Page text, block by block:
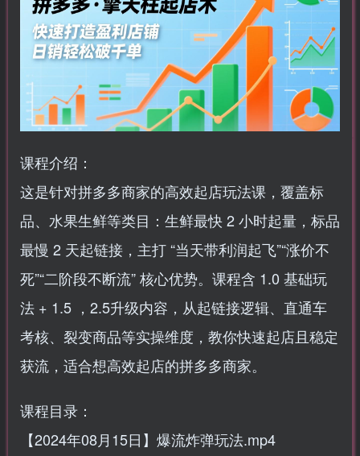
课程介绍：
这是针对拼多多商家的高效起店玩法课，覆盖标
品、水果生鲜等类目：生鲜最快 2 小时起量，标品
最慢 2 天起链接，主打 “当天带利润起飞”“涨价不
死”“二阶段不断流” 核心优势。课程含 1.0 基础玩
法 + 1.5 ，2.5升级内容，从起链接逻辑、直通车
考核、裂变商品等实操维度，教你快速起店且稳定
获流，适合想高效起店的拼多多商家。
课程目录：
【2024年08月15日】爆流炸弹玩法.mp4